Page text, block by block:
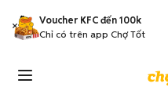
Voucher KFC đến 100k
Chỉ có trên app Chợ Tốt